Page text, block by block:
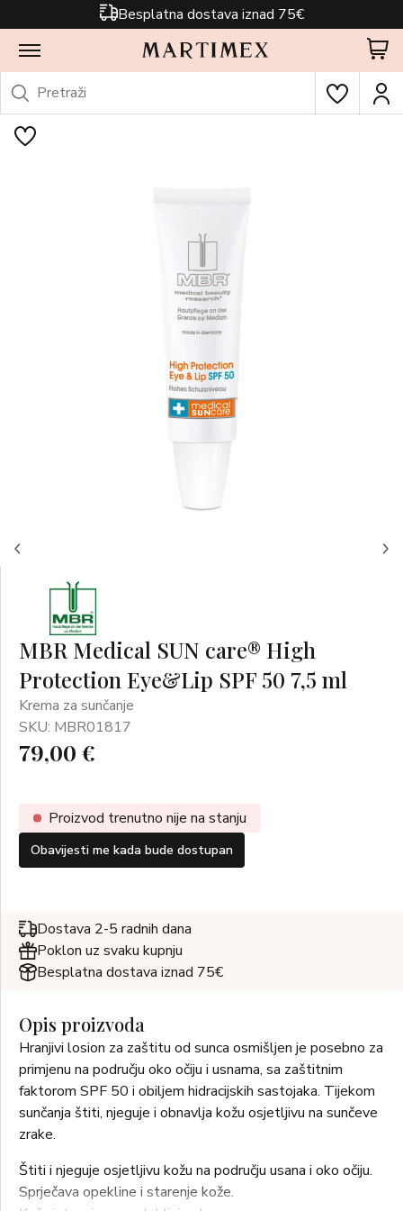
Besplatna dostava iznad 75€
MBR Medical SUN care® High
Protection Eye&Lip SPF 50 7,5 ml
Krema za sunčanje
SKU: MBR01817
79,00 €
Proizvod trenutno nije na stanju
Obavijesti me kada bude dostupan
Dostava 2-5 radnih dana
Poklon uz svaku kupnju
Besplatna dostava iznad 75€
Opis proizvoda
Hranjivi losion za zaštitu od sunca osmišljen je posebno za
primjenu na području oko očiju i usnama, sa zaštitnim
faktorom SPF 50 i obiljem hidracijskih sastojaka. Tijekom
sunčanja štiti, njeguje i obnavlja kožu osjetljivu na sunčeve
zrake.
Štiti i njeguje osjetljivu kožu na području usana i oko očiju.
Sprječava opekline i starenje kože.